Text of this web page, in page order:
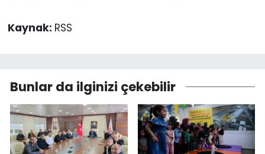
Kaynak: RSS
Bunlar da ilginizi çekebilir